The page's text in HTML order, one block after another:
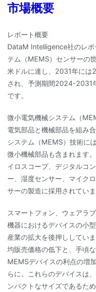
市場概要
レポート概要
DataM Intelligence社のレポ
テム（MEMS）センサーの
米ドルに達し、2031年には
され、予測期間2024-2031
です。
微小電気機械システム（
電気部品と機械部品を組み
システム（MEMS）技術に
微小機械部品も含まれます
イロスコープ、デジタルコ
ー、湿度センサー、マイク
サーの製造に採用されていま
スマートフォン、ウェアラ
機器におけるデバイスの小
産業の拡大を後押ししてい
均販売価格の低下と、手頃
MEMSデバイスの利点の増
らに、これらのデバイスは
ンパクトなサイズであるた